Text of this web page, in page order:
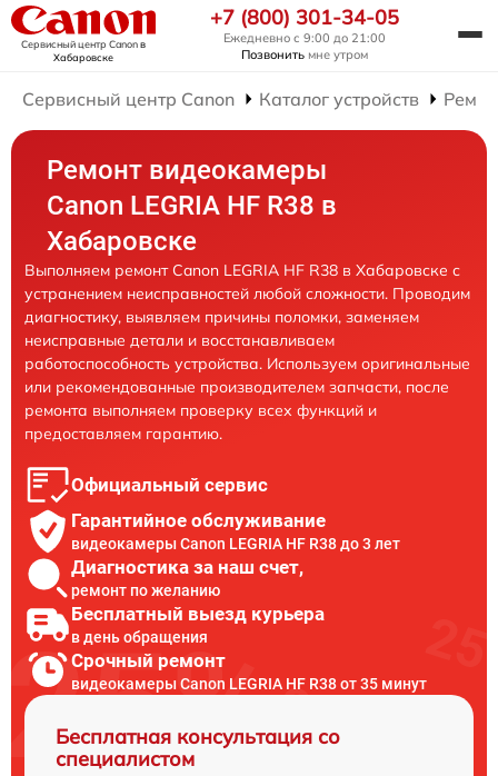
Сервисный центр Canonв
Хабаровске
+7 (800) 301-34-05
Ежедневно с 9:00 до 21:00
Позвонить мне утром
Сервисный центр Canon Каталог устройств
Ремонт видеокамеры
Canon LEGRIA HF R38 в
Хабаровске
Выполняем ремонт Canon LEGRIA HF R38 в Хабаровске с
устранением неисправностей любой сложности. Проводим
диагностику, выявляем причины поломки, заменяем
неисправные детали и восстанавливаем
работоспособность устройства. Используем оригинальные
или рекомендованные производителем запчасти, после
ремонта выполняем проверку всех функций и
предоставляем гарантию.
Официальный сервис
Гарантийное обслуживание
видеокамеры Canon LEGRIA HF R38 до 3 лет
Диагностика за наш счет,
ремонт по желанию
Бесплатный выезд курьера
в день обращения
Срочный ремонт
видеокамеры Canon LEGRIA HF R38 от 35 минут
Бесплатная консультация со
специалистом